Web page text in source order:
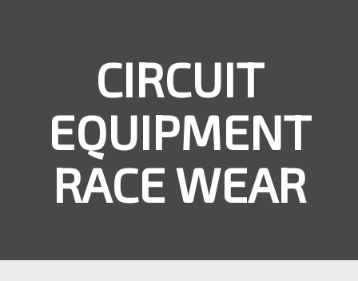
CIRCUIT
EQUIPMENT
RACE WEAR